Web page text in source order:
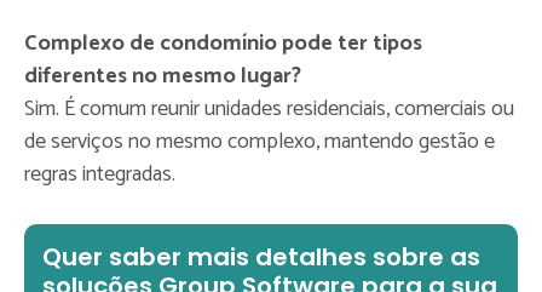
Complexo de condomínio pode ter tipos
diferentes no mesmo lugar?
Sim. É comum reunir unidades residenciais, comerciais ou
de serviços no mesmo complexo, mantendo gestão e
regras integradas.
Quer saber mais detalhes sobre as